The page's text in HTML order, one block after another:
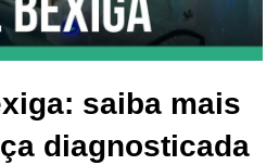
saiba mais
diagnosticada